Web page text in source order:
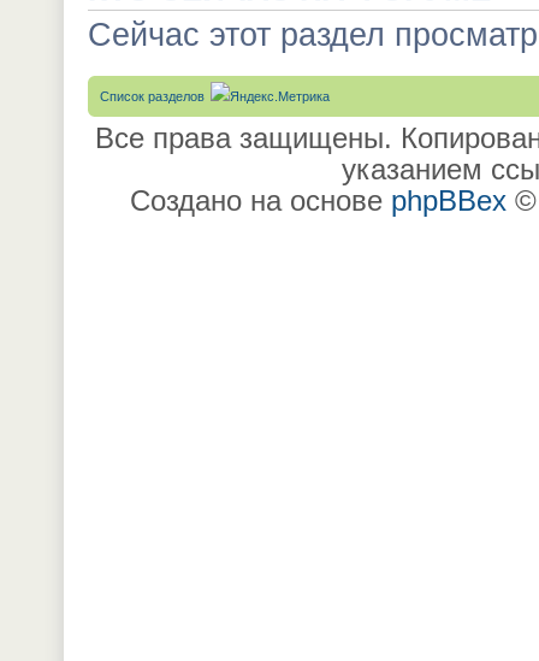
Сейчас этот раздел
Список разделов
Все права защищены.
указанием
Создано на основе phpBBex©